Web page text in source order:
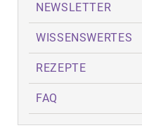
NEWSLETTER
WISSENSWERTES
REZEPTE
FAQ